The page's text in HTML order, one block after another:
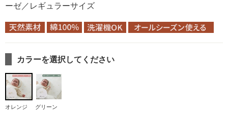
ーゼ／レギュラーサイズ
カラーを選択してください
オレンジ
グリーン